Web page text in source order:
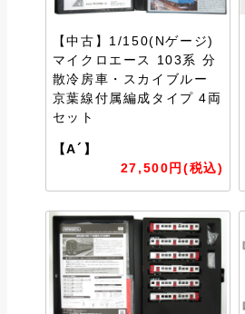
【中古】1/150(Nゲージ)
マイクロエース 103系 分
散冷房車・スカイブルー
京葉線付属編成タイプ 4両
セット
【A´】
27,500円(税込)